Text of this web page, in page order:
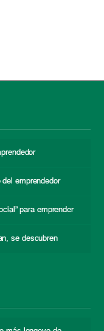
emprendedor
para emprender
se descubren